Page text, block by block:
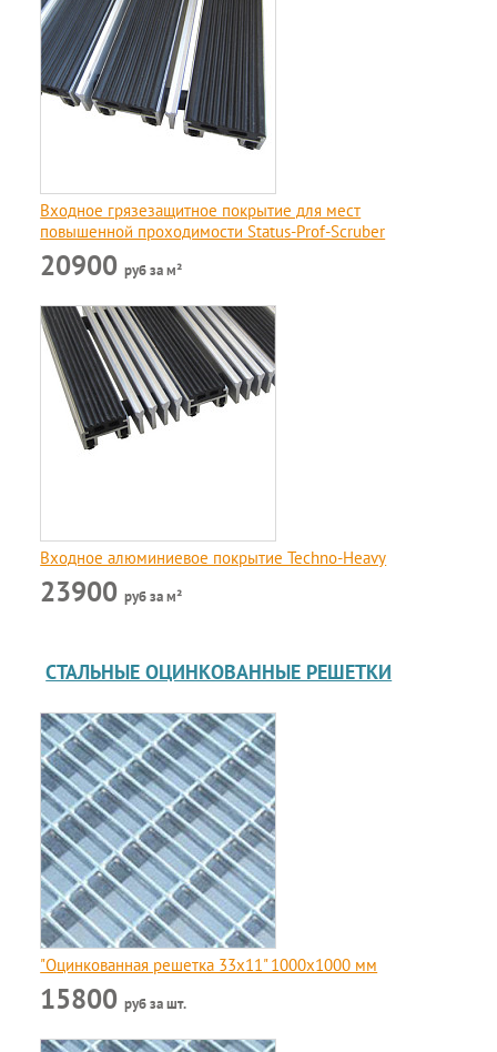
Входное грязезащитное покрытие для мест
повышенной проходимости Status-Prof-Scruber
20900руб за м²
Входное алюминиевое покрытие Techno-Heavy
23900руб за м²
СТАЛЬНЫЕ ОЦИНКОВАННЫЕ РЕШЕТКИ
"Оцинкованная решетка 33x11" 1000х1000 мм
15800руб за шт.